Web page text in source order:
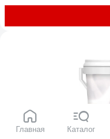
Главная Каталог